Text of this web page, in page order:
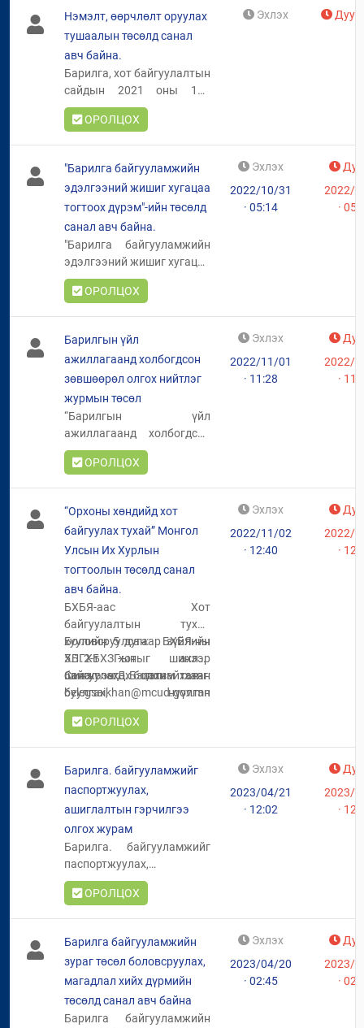
Нэмэлт, өөрчлөлт оруулах
тушаалын төсөлд санал
авч байна.
Барилга, хот байгуулалтын
сайдын 2021 оны 147
дугаар тушаалаар
баталсан "Барилга
барилгын ажил гүйцэтгэх,
барилгын материалын
үйлдвэрлэл, өргөх
байгууламж, түүний эд
ангийн үйлдвэрлэл,
угсралт, засвар үйлчилгээ
эрхлэх хуулийн этгээдэд
тусгай зөвшөөрөл олгох,
тавих журам"-д нэмэлт,
өөрчлөлт оруулах
тушаалын төсөлд санал
авч байна.
ОРОЛЦОХ
Эхлэх
"Барилга байгууламжийн
эдэлгээний жишиг хугацаа
тогтоох дүрэм"-ийн төсөлд
санал авч байна.
"Барилга байгууламжийн
эдэлгээний жишиг хугацаа
тогтоох дүрэм"-ийн төсөлд
санал авч байна.
ОРОЛЦОХ
Эхлэх
2022/10/31
· 05:14
2022/
·
Барилгын үйл
ажиллагаанд холбогдсон
зөвшөөрөл олгох нийтлэг
журмын төсөл
“Барилгын үйл
ажиллагаанд холбогдсон
зөвшөөрөл олгох
хүсэлтийг цахимаар
нэг цэгийн үйлчилгээ
үзүүлэх нийтлэг журам"-ын
төсөлд санал авч байна.
ОРОЛЦОХ
Эхлэх
2022/11/01
· 11:28
2022/
·
“Орхоны хөндийд хот
байгуулах тухай” Монгол
Улсын Их Хурлын
тогтоолын төсөлд санал
авч байна.
БХБЯ-аас Хот
байгуулалтын тухай
хуулийн 5 дугаар зүйлийн
5.1.2-т хотыг шинээр
байгуулах болон татан
буулгах, нүүлгэн
шилжүүлэх тухай шийдвэр
гаргах бүрэн эрхийг Улсын
хөндийд хот байгуулах
тухай” Монгол Улсын Их
Хурлынтогтоолын төсөл
тогтоолын
баримтлалдсанал авч
байна.
Боловсруулсан: БХБЯ-ны
ХБГХБХЗГ-ын ахлах
шинжээч Д.Бэлэгсайхан
Санал өгөх цахим хаяг:
belegsaikhan@mcud.gov.mn
ОРОЛЦОХ
Эхлэх
2022/11/02
· 12:40
2022/
·
Барилга. байгууламжийг
паспортжуулах,
ашиглалтын гэрчилгээ
олгох журам
Барилга. байгууламжийг
паспортжуулах,
ашиглалтын гэрчилгээ
олгох журмын төслийг
ОРОЛЦОХ
Эхлэх
2023/04/21
· 12:02
2023/
·
Барилга байгууламжийн
зураг төсөл боловсруулах,
магадлал хийх дүрмийн
төсөлд санал авч байна
Барилга байгууламжийн
Эхлэх
2023/04/20
· 02:45
2023/
·